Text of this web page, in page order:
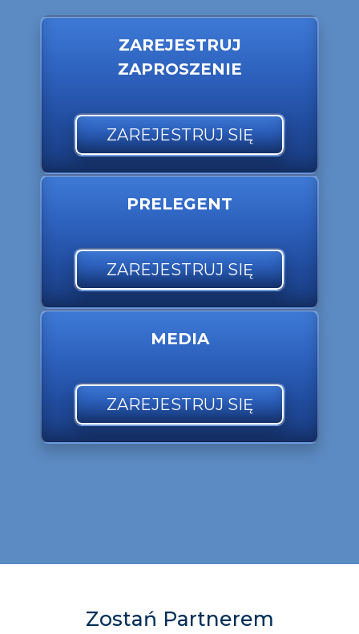
ZAREJESTRUJ
ZAPROSZENIE
ZAREJESTRUJ SIĘ
PRELEGENT
ZAREJESTRUJ SIĘ
MEDIA
ZAREJESTRUJ SIĘ
Zostań Partnerem